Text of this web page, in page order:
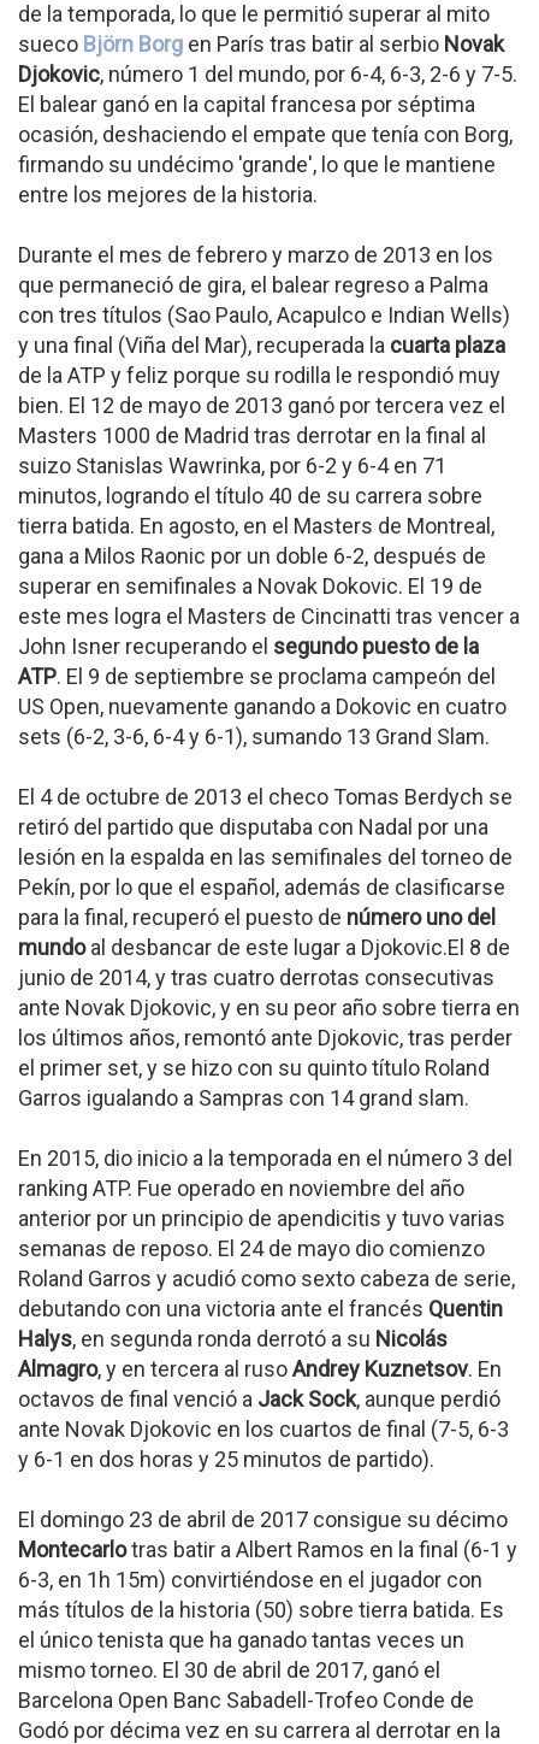
de la temporada, lo que le permitió superar al mito
sueco Björn Borg en París tras batir al serbio Novak
Djokovic, número 1 del mundo, por 6-4, 6-3, 2-6 y 7-5.
El balear ganó en la capital francesa por séptima
ocasión, deshaciendo el empate que tenía con Borg,
firmando su undécimo 'grande', lo que le mantiene
entre los mejores de la historia.
Durante el mes de febrero y marzo de 2013 en los
que permaneció de gira, el balear regreso a Palma
con tres títulos (Sao Paulo, Acapulco e Indian Wells)
y una final (Viña del Mar), recuperada la cuarta plaza
de la ATP y feliz porque su rodilla le respondió muy
bien. El 12 de mayo de 2013 ganó por tercera vez el
Masters 1000 de Madrid tras derrotar en la final al
suizo Stanislas Wawrinka, por 6-2 y 6-4 en 71
minutos, logrando el título 40 de su carrera sobre
tierra batida. En agosto, en el Masters de Montreal,
gana a Milos Raonic por un doble 6-2, después de
superar en semifinales a Novak Dokovic. El 19 de
este mes logra el Masters de Cincinatti tras vencer a
John Isner recuperando el segundo puesto de la
ATP. El 9 de septiembre se proclama campeón del
US Open, nuevamente ganando a Dokovic en cuatro
sets (6-2, 3-6, 6-4 y 6-1), sumando 13 Grand Slam.
El 4 de octubre de 2013 el checo Tomas Berdych se
retiró del partido que disputaba con Nadal por una
lesión en la espalda en las semifinales del torneo de
Pekín, por lo que el español, además de clasificarse
para la final, recuperó el puesto de número uno del
mundoal desbancar de este lugar a Djokovic.El 8 de
junio de 2014, y tras cuatro derrotas consecutivas
ante Novak Djokovic, y en su peor año sobre tierra en
los últimos años, remontó ante Djokovic, tras perder
el primer set, y se hizo con su quinto título Roland
Garros igualando a Sampras con 14 grand slam.
En 2015, dio inicio a la temporada en el número 3 del
ranking ATP. Fue operado en noviembre del año
anterior por un principio de apendicitis y tuvo varias
semanas de reposo. El 24 de mayo dio comienzo
Roland Garros y acudió como sexto cabeza de serie,
debutando con una victoria ante el francés Quentin
Halys, en segunda ronda derrotó a su Nicolás
Almagro, y en tercera al rusoAndrey Kuznetsov. En
octavos de final venció a Jack Sock, aunque perdió
ante Novak Djokovic en los cuartos de final (7-5, 6-3
y 6-1 en dos horas y 25 minutos de partido).
El domingo 23 de abril de 2017 consigue su décimo
Montecarlotras batir a Albert Ramos en la final (6-1 y
6-3, en 1h 15m) convirtiéndose en el jugador con
más títulos de la historia (50) sobre tierra batida. Es
el único tenista que ha ganado tantas veces un
mismo torneo. El 30 de abril de 2017, ganó el
Barcelona Open Banc Sabadell-Trofeo Conde de
Godó por décima vez en su carrera al derrotar en la